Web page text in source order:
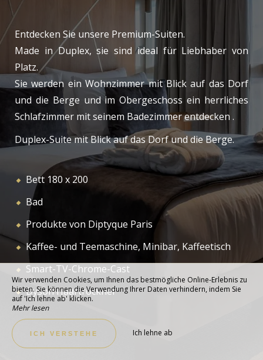
Entdecken Sie unsere Premium-Suiten.
Made in Duplex, sie sind ideal für Liebhaber von
Platz.
Sie werden ein Wohnzimmer mit Blick auf das Dorf
und die Berge und im Obergeschoss ein herrliches
Schlafzimmer mit seinem Badezimmer entdecken .
Duplex-Suite mit Blick auf das Dorf und die Berge.
Bett 180 x 200
Bad
Produkte von Diptyque Paris
Kaffee- und Teemaschine, Minibar, Kaffeetisch
Smart-TV-Chrome-Cast
Dyson Haartrockner
Wir verwenden Cookies, um Ihnen das bestmögliche Online-Erlebnis zu
bieten. Sie können die Verwendung Ihrer Daten verhindern, indem Sie
auf 'Ich lehne ab' klicken.
Mehr lesen
ICH VERSTEHE Ich lehne ab